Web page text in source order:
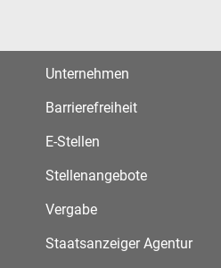
Unternehmen
Barrierefreiheit
E-Stellen
Stellenangebote
Vergabe
Staatsanzeiger Agentur